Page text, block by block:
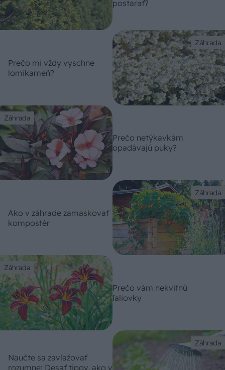
postarať?
Záhrada
Prečo mi vždy vyschne
lomikameň?
Záhrada
Prečo netýkavkám
opadávajú puky?
Záhrada
Ako v záhrade zamaskovať
kompostér
Záhrada
Prečo vám nekvitnú
ľaliovky
Záhrada
Naučte sa zavlažovať
rozumne: Desať tipov, ako v